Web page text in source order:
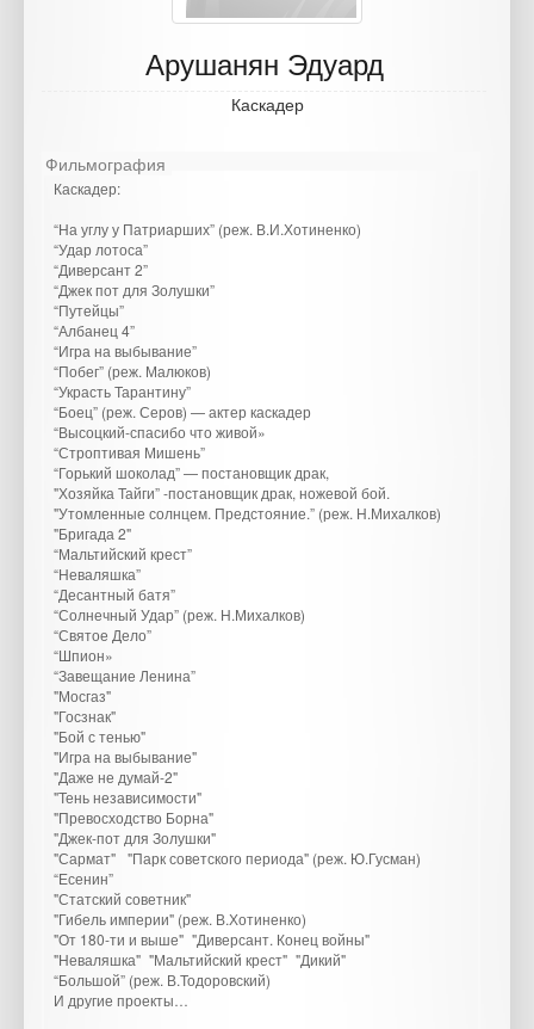
Арушанян Эдуард
Каскадер
Фильмография
Каскадер:
“На углу у Патриарших” (реж. В.И.Хотиненко)
“Удар лотоса”
“Диверсант 2”
“Джек пот для Золушки”
“Путейцы”
“Албанец 4”
“Игра на выбывание”
“Побег” (реж. Малюков)
“Украсть Тарантину”
“Боец” (реж. Серов) — актер каскадер
“Высоцкий-спасибо что живой»
“Строптивая Мишень”
“Горький шоколад” — постановщик драк,
"Хозяйка Тайги” -постановщик драк, ножевой бой.
"Утомленные солнцем. Предстояние.” (реж. Н.Михалков)
"Бригада 2"
“Мальтийский крест”
“Неваляшка”
“Десантный батя”
“Солнечный Удар” (реж. Н.Михалков)
“Святое Дело”
“Шпион»
“Завещание Ленина”
"Мосгаз"
"Госзнак"
"Бой с тенью"
"Игра на выбывание"
"Даже не думай-2"
"Тень независимости"
"Превосходство Борна"
"Джек-пот для Золушки"
"Сармат" "Парк советского периода" (реж. Ю.Гусман)
“Есенин”
"Статский советник"
"Гибель империи" (реж. В.Хотиненко)
"От 180-ти и выше" "Диверсант. Конец войны"
"Неваляшка" "Мальтийский крест" "Дикий"
“Большой” (реж. В.Тодоровский)
И другие проекты…